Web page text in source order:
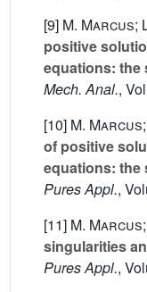
[9] M. Marcus;
positive
equations: the
Mech. Anal.,
[10] M.
of positive
equations: the
Pures Appl.,
[11] M.
singularities
Pures Appl.,